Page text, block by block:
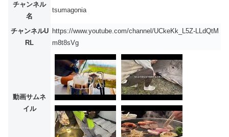
チャンネル
名
tsumagonia
チャンネルU
RL
https://www.youtube.com/channel/UCkeKk_L5Z-LLdQtM
m8t8sVg
動画サムネ
イル